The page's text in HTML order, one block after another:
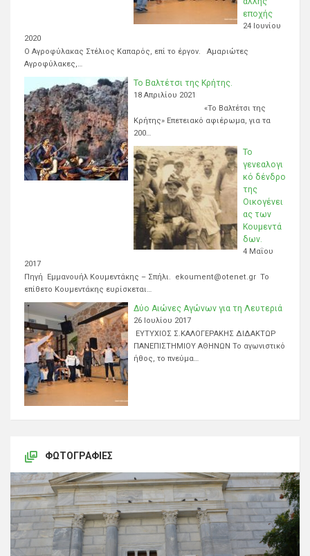
εποχής
24 Ιουνίου
2020
Ο Αγροφύλακας Στέλιος Καπαρός, επί το έργον. Αμαριώτες
Αγροφύλακες,…
Το Βαλτέτσι της Κρήτης.
18 Απριλίου 2021
«Το Βαλτέτσι της
Κρήτης» Επετειακό αφιέρωμα, για τα
200…
Το
γενεαλογι
κό δένδρο
της
Οικογένει
ας των
Κουμεντά
δων.
4 Μαΐου
2017
Πηγή Εμμανουήλ Κουμεντάκης – Σπήλι. ekoument@otenet.gr Το
επίθετο Κουμεντάκης ευρίσκεται…
Δύο Αιώνες Αγώνων για τη Λευτεριά
26 Ιουλίου 2017
ΕΥΤΥΧΙΟΣ Σ.ΚΑΛΟΓΕΡΑΚΗΣ ΔΙΔΑΚΤΩΡ
ΠΑΝΕΠΙΣΤΗΜΙΟΥ ΑΘΗΝΩΝ Το αγωνιστικό
ήθος, το πνεύμα…
ΦΩΤΟΓΡΑΦΊΕΣ